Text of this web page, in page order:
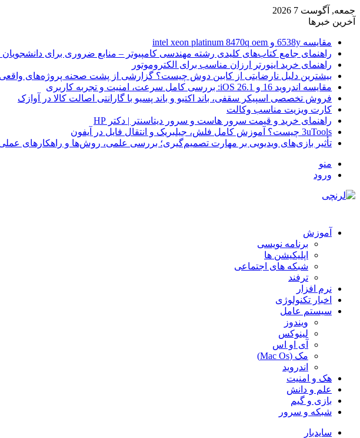
جمعه, آگوست 7 2026
آخرین خبرها
مقایسه 6538y و intel xeon platinum 8470q oem
راهنمای جامع کتاب‌های کلیدی رشته مهندسی کامپیوتر – منابع ضروری برای
راهنمای خرید اینورتر ارزان مناسب برای الکتروموتور
بیشترین دلیل نارضایتی از کابین دوش چیست؟ گزارشی از پشت صحنه پروژه‌های واقعی
مقایسه اندروید 16 و iOS 26.1: بررسی کامل سرعت، امنیت و تجربه کاربری
فروش تخصصی اسپیکر سقفی، باند اکتیو و باند پسیو با گارانتی اصالت کالا در آوازک
کارت ویزیت مناسب وکالت
راهنمای خرید و قیمت سرور هاست و سرور دیتاسنتر | دکتر HP
3uTools چیست؟ آموزش کامل فلش، جیلبریک و انتقال فایل در آیفون
تأثیر بازی‌های ویدیویی بر مهارت تصمیم‌گیری؛ بررسی علمی، روش‌ها و راهکارهای
منو
ورود
آموزش
برنامه نویسی
اپلیکیشن ها
شبکه های اجتماعی
ترفند
نرم افزار
اخبار تکنولوژی
سیستم عامل
ویندوز
لینوکس
آی او اس
مک (Mac Os)
اندروید
هک و امنیت
علم و دانش
بازی و گیم
شبکه و سرور
سایدبار